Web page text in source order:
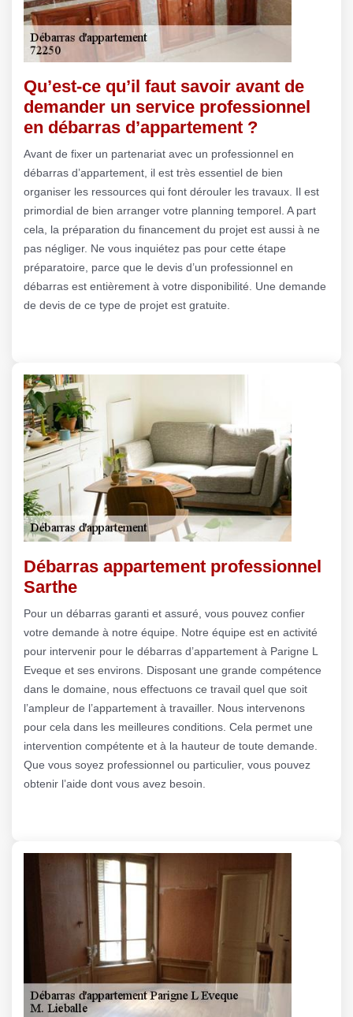
Qu’est-ce qu’il faut savoir avant de
demander un service professionnel
en débarras d’appartement ?
Avant de fixer un partenariat avec un professionnel en
débarras d’appartement, il est très essentiel de bien
organiser les ressources qui font dérouler les travaux. Il est
primordial de bien arranger votre planning temporel. A part
cela, la préparation du financement du projet est aussi à ne
pas négliger. Ne vous inquiétez pas pour cette étape
préparatoire, parce que le devis d’un professionnel en
débarras est entièrement à votre disponibilité. Une demande
de devis de ce type de projet est gratuite.
Débarras appartement professionnel
Sarthe
Pour un débarras garanti et assuré, vous pouvez confier
votre demande à notre équipe. Notre équipe est en activité
pour intervenir pour le débarras d’appartement à Parigne L
Eveque et ses environs. Disposant une grande compétence
dans le domaine, nous effectuons ce travail quel que soit
l’ampleur de l’appartement à travailler. Nous intervenons
pour cela dans les meilleures conditions. Cela permet une
intervention compétente et à la hauteur de toute demande.
Que vous soyez professionnel ou particulier, vous pouvez
obtenir l’aide dont vous avez besoin.